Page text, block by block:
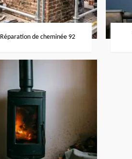
Réparation de cheminée 92